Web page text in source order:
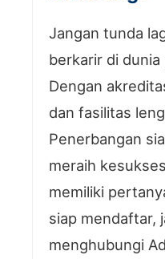
Jangan tunda
berkarir di
Dengan
dan fasilitas
Penerbangan
meraih
memiliki
siap mendaftar,
menghubungi